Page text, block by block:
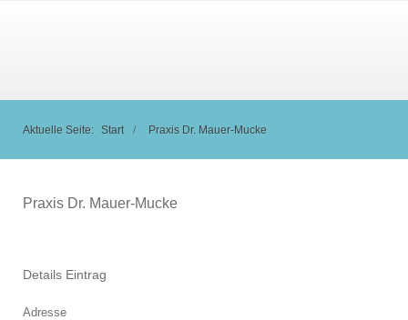
Aktuelle Seite: Start Praxis Dr. Mauer-Mucke
Praxis Dr. Mauer-Mucke
Details Eintrag
Adresse